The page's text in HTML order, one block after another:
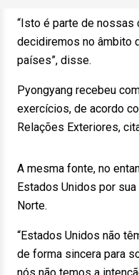
“Isto é parte de
decidiremos no âmbito
países”, disse.
Pyongyang recebeu
exercícios, de acordo
Relações Exteriores,
A mesma fonte, no
Estados Unidos por
Norte.
“Estados Unidos não
de forma sincera para